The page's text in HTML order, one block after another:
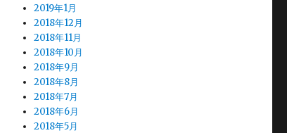
2019年1月
2018年12月
2018年11月
2018年10月
2018年9月
2018年8月
2018年7月
2018年6月
2018年5月